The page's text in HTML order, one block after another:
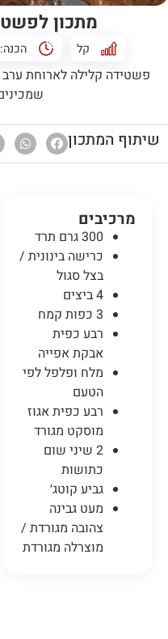
מתכון
קל הכנה:
פשטידה קלילה לארוחת ערב
שיתוף המתכון
מרכיבים
300 גרם תרד
כרישה בינונית /
בצל סגול
4 ביצים
3 כפות קמח
רבע כפית
אבקת אפייה
מלח ופלפל לפי
הטעם
רבע כפית אגוז
מוסקט מגורד
2 שיני שום
כתושות
גביע קוטג׳
מעט גבינה
צהובה מגורדת /
מוצרלה מגורדת